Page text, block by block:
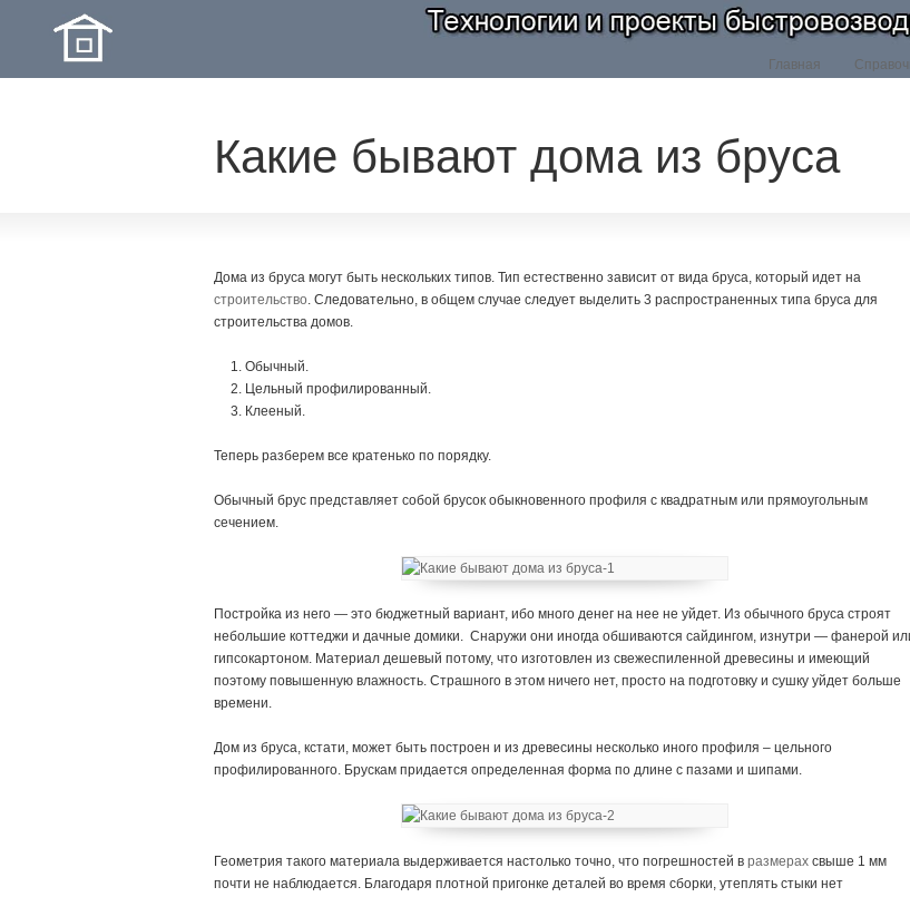
Главная
Какие бывают дома из бруса
Дома из бруса могут быть нескольких типов. Тип естественно зависит от вида бруса, который идет на
строительство. Следовательно, в общем случае следует выделить 3 распространенных типа бруса для
строительства домов.
Обычный.
Цельный профилированный.
Клееный.
Теперь разберем все кратенько по порядку.
Обычный брус представляет собой брусок обыкновенного профиля с квадратным или прямоугольным
сечением.
Постройка из него — это бюджетный вариант, ибо много денег на нее не уйдет. Из обычного бруса строят
небольшие коттеджи и дачные домики. Снаружи они иногда обшиваются сайдингом, изнутри — фанерой
гипсокартоном. Материал дешевый потому, что изготовлен из свежеспиленной древесины и имеющий
поэтому повышенную влажность. Страшного в этом ничего нет, просто на подготовку и сушку уйдет больше
времени.
Дом из бруса, кстати, может быть построен и из древесины несколько иного профиля – цельного
профилированного. Брускам придается определенная форма по длине с пазами и шипами.
Геометрия такого материала выдерживается настолько точно, что погрешностей в размерах свыше 1 мм
почти не наблюдается. Благодаря плотной пригонке деталей во время сборки, утеплять стыки нет